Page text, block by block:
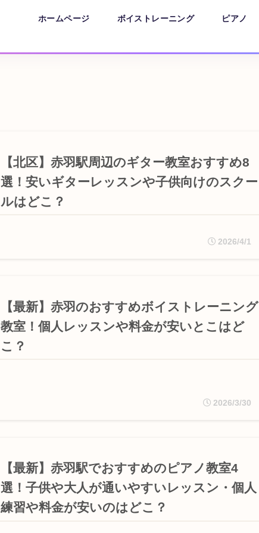
ホームページ ボイストレーニング ピアノ
【北区】赤羽駅周辺のギター教室おすすめ8
選！安いギターレッスンや子供向けのスクー
ルはどこ？
2026/4/1
【最新】赤羽のおすすめボイストレーニング
教室！個人レッスンや料金が安いとこはど
こ？
2026/3/30
【最新】赤羽駅でおすすめのピアノ教室4
選！子供や大人が通いやすいレッスン・個人
練習や料金が安いのはどこ？